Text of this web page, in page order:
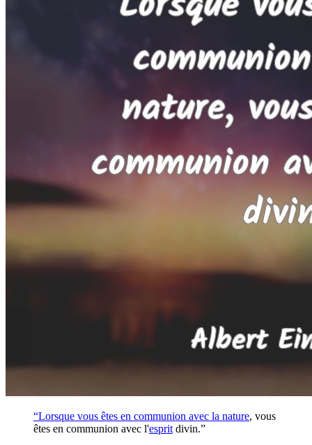
“Lorsque vous êtes en communion avec la nature, vous
êtes en communion avec l'esprit divin.”